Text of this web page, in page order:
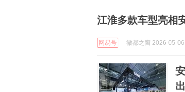
江淮多款车型亮相
网易号 徽都之窗 2026-05-06